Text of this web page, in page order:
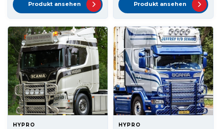
Produkt ansehen Produkt ansehen
HYPRO HYPRO